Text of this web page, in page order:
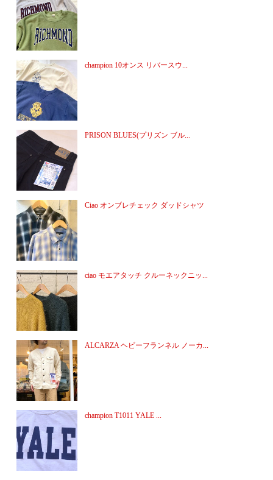
champion 10オンス リバースウ...
PRISON BLUES(プリズン ブル...
Ciao オンブレチェック ダッドシャツ
ciao モエアタッチ クルーネックニッ...
ALCARZA ヘビーフランネル ノーカ...
champion T1011 YALE ...